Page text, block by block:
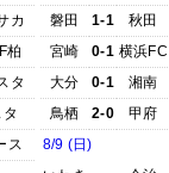
カ
柏
タ
ス
磐田
1-1
秋田
宮崎
0-1 横浜FC
大分
0-1
湘南
鳥栖
2-0
甲府
8/9 (日)